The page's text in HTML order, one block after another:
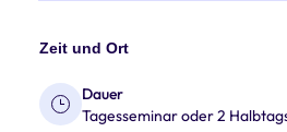
Zeit und Ort
Dauer
Tagesseminar oder 2